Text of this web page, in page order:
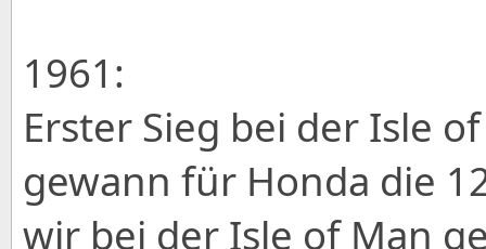
1961:
Erster Sieg bei der Isle
gewann für Honda die
wir bei der Isle of Man